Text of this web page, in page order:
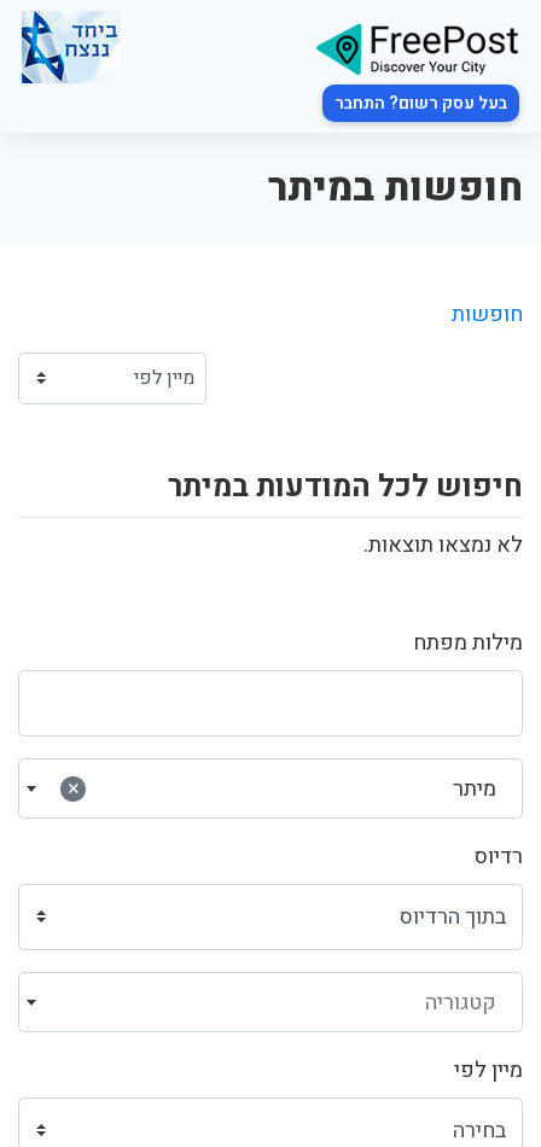
בעל עסק רשום? התחבר
חופשות במיתר
מילות מפתח
× מיתר
רדיוס
קטגוריה
מיין לפי
חופשות
חיפוש לכל המודעות במיתר
לא נמצאו תוצאות.